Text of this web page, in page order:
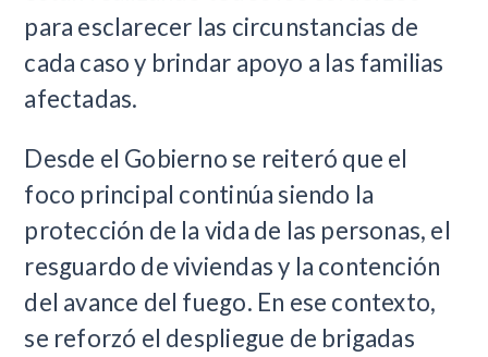
para esclarecer las circunstancias de
cada caso y brindar apoyo a las familias
afectadas.
Desde el Gobierno se reiteró que el
foco principal continúa siendo la
protección de la vida de las personas, el
resguardo de viviendas y la contención
del avance del fuego. En ese contexto,
se reforzó el despliegue de brigadas